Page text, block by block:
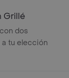
Grillé
dos
tu elección